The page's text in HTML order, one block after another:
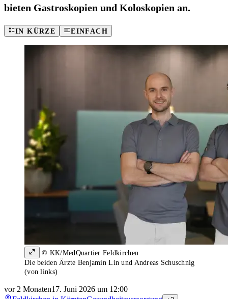
bieten Gastroskopien und Koloskopien an.
IN KÜRZE EINFACH
© KK/MedQuartier Feldkirchen
Die beiden Ärzte Benjamin Lin und Andreas Schuschnig
(von links)
vor 2 Monaten17. Juni 2026 um 12:00